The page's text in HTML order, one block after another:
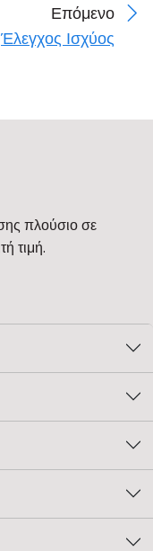
Επόμενο
Έλεγχος Ισχύος
πλούσιο σε
τιμή.